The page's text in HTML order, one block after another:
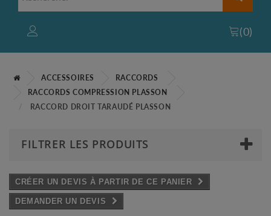
(0)
ACCESSOIRES
RACCORDS
RACCORDS COMPRESSION PLASSON
RACCORD DROIT TARAUDÉ PLASSON
FILTRER LES PRODUITS
CRÉER UN DEVIS À PARTIR DE CE PANIER
DEMANDER UN DEVIS